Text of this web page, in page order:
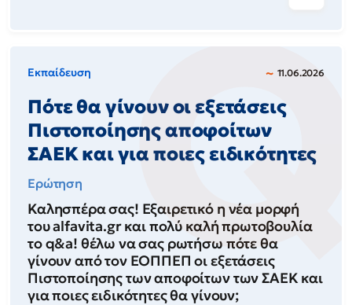
Εκπαίδευση 11.06.2026
Πότε θα γίνουν οι εξετάσεις
Πιστοποίησης αποφοίτων
ΣΑΕΚ και για ποιες ειδικότητες
Ερώτηση
Καλησπέρα σας! Εξαιρετικό η νέα μορφή
του alfavita.gr και πολύ καλή πρωτοβουλία
το q&a! θέλω να σας ρωτήσω πότε θα
γίνουν από τον ΕΟΠΠΕΠ οι εξετάσεις
Πιστοποίησης των αποφοίτων των ΣΑΕΚ και
για ποιες ειδικότητες θα γίνουν;